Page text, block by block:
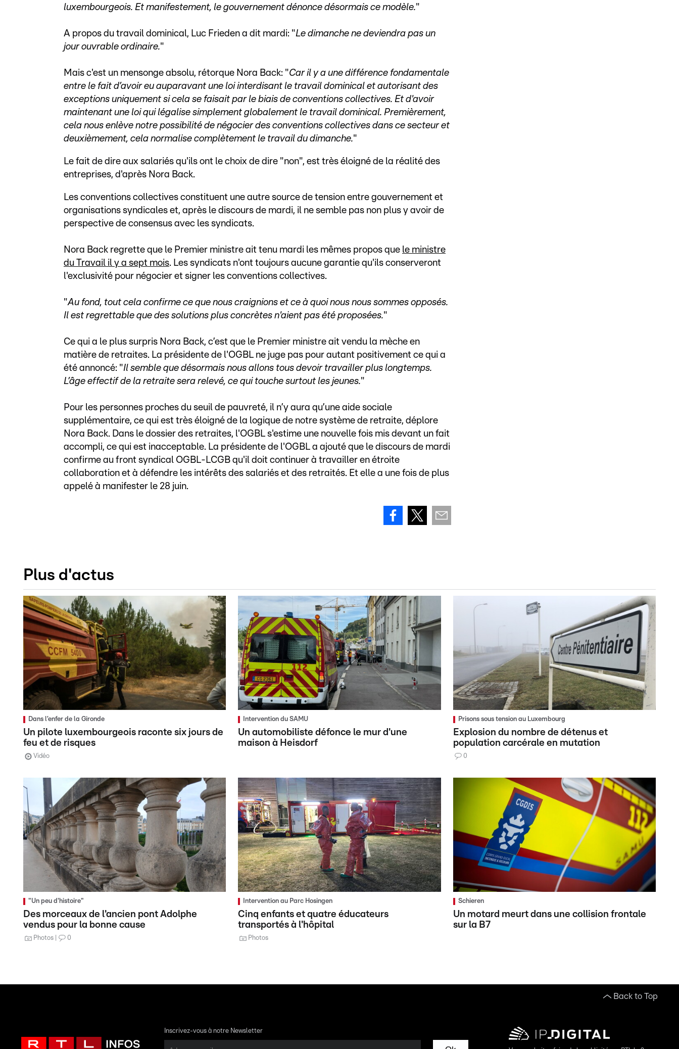
luxembourgeois. Et manifestement, le gouvernement dénonce désormais ce modèle."
A propos du travail dominical, Luc Frieden a dit mardi: "Le dimanche ne deviendra pas un
jour ouvrable ordinaire."
Mais c'est un mensonge absolu, rétorque Nora Back: "Car il y a une différence fondamentale
entre le fait d’avoir eu auparavant une loi interdisant le travail dominical et autorisant des
exceptions uniquement si cela se faisait par le biais de conventions collectives. Et d'avoir
maintenant une loi qui légalise simplement globalement le travail dominical. Premièrement,
cela nous enlève notre possibilité de négocier des conventions collectives dans ce secteur et
deuxièmement, cela normalise complètement le travail du dimanche."
Le fait de dire aux salariés qu'ils ont le choix de dire "non", est très éloigné de la réalité des
entreprises, d'après Nora Back.
Les conventions collectives constituent une autre source de tension entre gouvernement et
organisations syndicales et, après le discours de mardi, il ne semble pas non plus y avoir de
perspective de consensus avec les syndicats.
Nora Back regrette que le Premier ministre ait tenu mardi les mêmes propos que le ministre
du Travail il y a sept mois. Les syndicats n'ont toujours aucune garantie qu'ils conserveront
l'exclusivité pour négocier et signer les conventions collectives.
"Au fond, tout cela confirme ce que nous craignions et ce à quoi nous nous sommes opposés.
Il est regrettable que des solutions plus concrètes n'aient pas été proposées."
Ce qui a le plus surpris Nora Back, c’est que le Premier ministre ait vendu la mèche en
matière de retraites. La présidente de l'OGBL ne juge pas pour autant positivement ce qui a
été annoncé: "Il semble que désormais nous allons tous devoir travailler plus longtemps.
L’âge effectif de la retraite sera relevé, ce qui touche surtout les jeunes."
Pour les personnes proches du seuil de pauvreté, il n’y aura qu’une aide sociale
supplémentaire, ce qui est très éloigné de la logique de notre système de retraite, déplore
Nora Back. Dans le dossier des retraites, l'OGBL s'estime une nouvelle fois mis devant un fait
accompli, ce qui est inacceptable. La présidente de l'OGBL a ajouté que le discours de mardi
confirme au front syndical OGBL-LCGB qu'il doit continuer à travailler en étroite
collaboration et à défendre les intérêts des salariés et des retraités. Et elle a une fois de plus
appelé à manifester le 28 juin.
Plus d'actus
Dans l’enfer de la Gironde
Un pilote luxembourgeois raconte six jours de
feu et de risques
Vidéo
Intervention du SAMU
Un automobiliste défonce le mur d'une
maison à Heisdorf
Prisons sous tension au Luxembourg
Explosion du nombre de détenus et
population carcérale en mutation
0
"Un peu d'histoire"
Des morceaux de l'ancien pont Adolphe
vendus pour la bonne cause
Photos 0
Intervention au Parc Hosingen
Cinq enfants et quatre éducateurs
transportés à l'hôpital
Photos
Schieren
Un motard meurt dans une collision frontale
sur la B7
Back to Top
Inscrivez-vous à notre Newsletter